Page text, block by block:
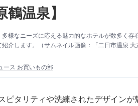
鶴温泉】
多様なニーズに応える魅力的なホテルが数多く
紹介します。（サムネイル画像：「二日市温泉
ース お買いもの部
ピタリティや洗練されたデザイン